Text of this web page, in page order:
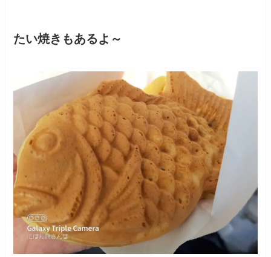
たい焼きもあるよ～